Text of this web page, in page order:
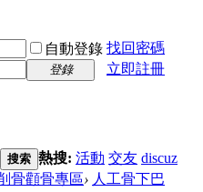
自動登錄 找回密碼
登錄
立即註冊
搜索 熱搜: 活動 交友 discuz
骨顴骨專區› 人工骨下巴